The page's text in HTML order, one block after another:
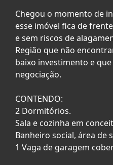
Chegou o momento de
esse imóvel fica de
e sem riscos de
Região que não
baixo investimento e
negociação.
CONTENDO:
2 Dormitórios.
Sala e cozinha em
Banheiro social, área de
1 Vaga de garagem